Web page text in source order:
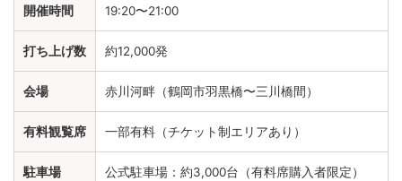
開催時間 19:20〜21:00
打ち上げ数 約12,000発
会場 赤川河畔（鶴岡市羽黒橋〜三川橋間）
有料観覧席 一部有料（チケット制エリアあり）
駐車場 公式駐車場：約3,000台（有料席購入者限定）